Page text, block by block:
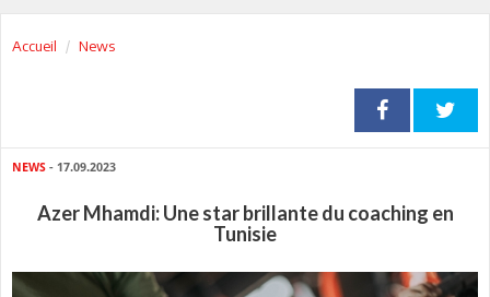
Accueil News
NEWS - 17.09.2023
Azer Mhamdi: Une star brillante du coaching en
Tunisie